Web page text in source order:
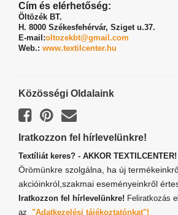
Cím és elérhetőség:
Öltözék BT.
H. 8000 Székesfehérvár, Sziget u.37.
E-mail:oltozekbt@gmail.com
Web.: www.textilcenter.hu
Közösségi Oldalaink
Iratkozzon fel hírlevelünkre!
Textíliát keres? - AKKOR
Örömünkre szolgálna, ha új
akcióinkról,szakmai eseményeinkről
Iratkozzon fel hírlevelünkre! Feliratkozás
az "Adatkezelési tájékoztatónkat"!